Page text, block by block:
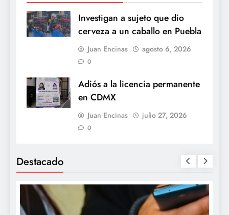
Investigan a sujeto que dio
cerveza a un caballo en Puebla
Juan Encinas agosto 6, 2026
0
Adiós a la licencia permanente
en CDMX
Juan Encinas julio 27, 2026
0
Destacado